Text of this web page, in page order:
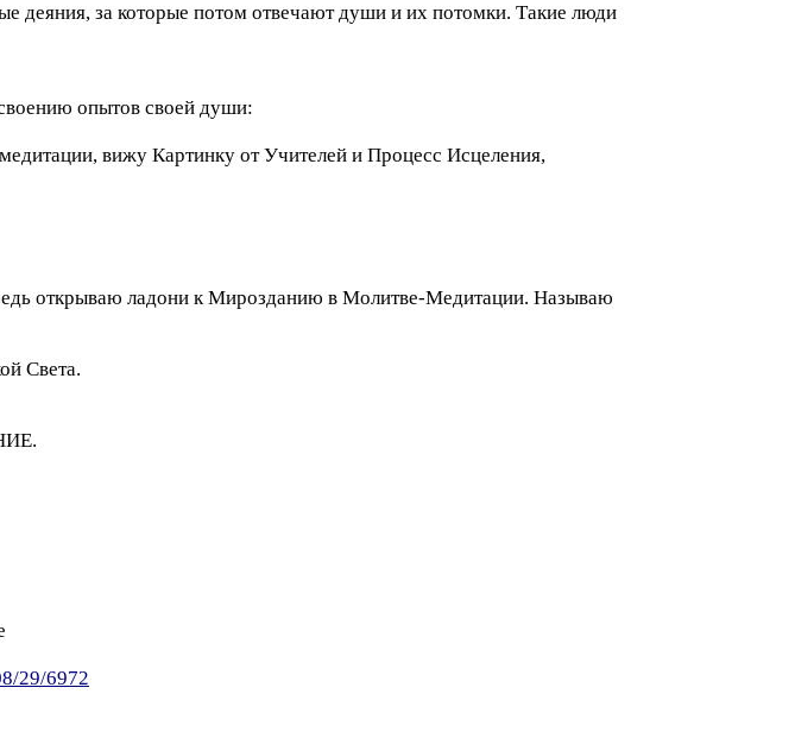
деяния, за которые потом отвечают души и их потомки. Такие люди
опытов своей души:
вижу Картинку от Учителей и Процесс Исцеления,
открываю ладони к Мирозданию в Молитве-Медитации. Называю
Света.
29/6972